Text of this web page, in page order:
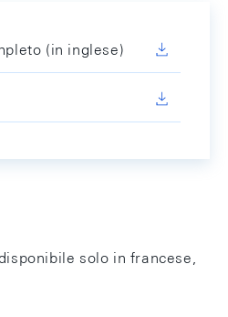
(in inglese)
solo in francese,